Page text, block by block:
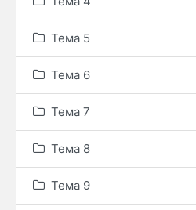
Тема 5
Тема 6
Тема 7
Тема 8
Тема 9